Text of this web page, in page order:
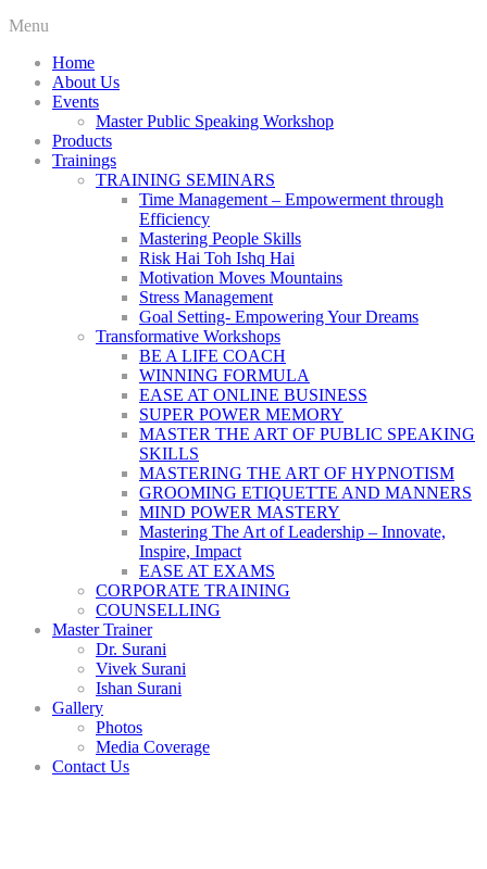
Menu
Home
About Us
Events
Master Public Speaking Workshop
Products
Trainings
TRAINING SEMINARS
Time Management – Empowerment through
Efficiency
Mastering People Skills
Risk Hai Toh Ishq Hai
Motivation Moves Mountains
Stress Management
Goal Setting- Empowering Your Dreams
Transformative Workshops
BE A LIFE COACH
WINNING FORMULA
EASE AT ONLINE BUSINESS
SUPER POWER MEMORY
MASTER THE ART OF PUBLIC SPEAKING
SKILLS
MASTERING THE ART OF HYPNOTISM
GROOMING ETIQUETTE AND MANNERS
MIND POWER MASTERY
Mastering The Art of Leadership – Innovate,
Inspire, Impact
EASE AT EXAMS
CORPORATE TRAINING
COUNSELLING
Master Trainer
Dr. Surani
Vivek Surani
Ishan Surani
Gallery
Photos
Media Coverage
Contact Us